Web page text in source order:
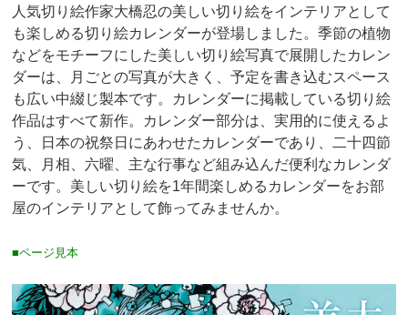
人気切り絵作家大橋忍の美しい切り絵をインテリアとして
も楽しめる切り絵カレンダーが登場しました。季節の植物
などをモチーフにした美しい切り絵写真で展開したカレン
ダーは、月ごとの写真が大きく、予定を書き込むスペース
も広い中綴じ製本です。カレンダーに掲載している切り絵
作品はすべて新作。カレンダー部分は、実用的に使えるよ
う、日本の祝祭日にあわせたカレンダーであり、二十四節
気、月相、六曜、主な行事など組み込んだ便利なカレンダ
ーです。美しい切り絵を1年間楽しめるカレンダーをお部
屋のインテリアとして飾ってみませんか。
■ページ見本